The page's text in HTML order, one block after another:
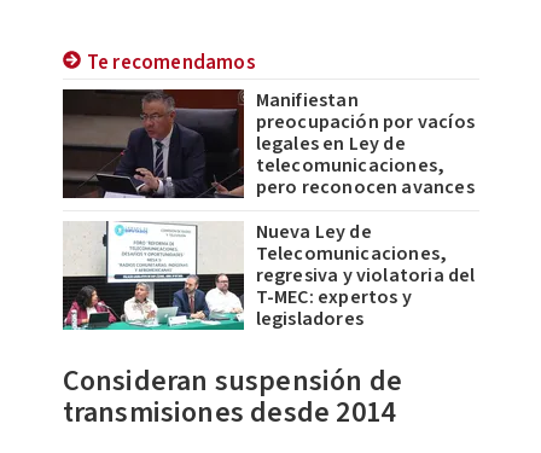
Te recomendamos
Manifiestan
preocupación por vacíos
legales en Ley de
telecomunicaciones,
pero reconocen avances
Nueva Ley de
Telecomunicaciones,
regresiva y violatoria del
T-MEC: expertos y
legisladores
Consideran suspensión de
transmisiones desde 2014